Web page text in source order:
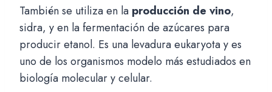
También se utiliza en la producción de vino,
sidra, y en la fermentación de azúcares para
producir etanol. Es una levadura eukaryota y es
uno de los organismos modelo más estudiados en
biología molecular y celular.